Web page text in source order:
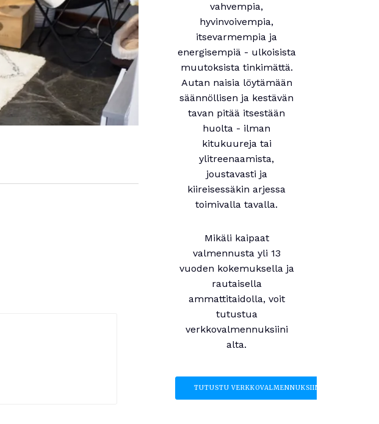
vahvempia,
hyvinvoivempia,
itsevarmempia ja
energisempiä - ulkoisista
muutoksista tinkimättä.
Autan naisia löytämään
säännöllisen ja kestävän
tavan pitää itsestään
huolta - ilman
kitukuureja tai
ylitreenaamista,
joustavasti ja
kiireisessäkin arjessa
toimivalla tavalla.
Mikäli kaipaat
valmennusta yli 13
vuoden kokemuksella ja
rautaisella
ammattitaidolla, voit
tutustua
verkkovalmennuksiini
alta.
TUTUSTU VERKKOVALMENNUKSIIN